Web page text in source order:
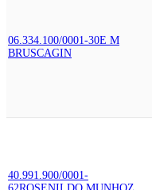
06.334.100/0001-30E M
BRUSCAGIN
40.991.900/0001-